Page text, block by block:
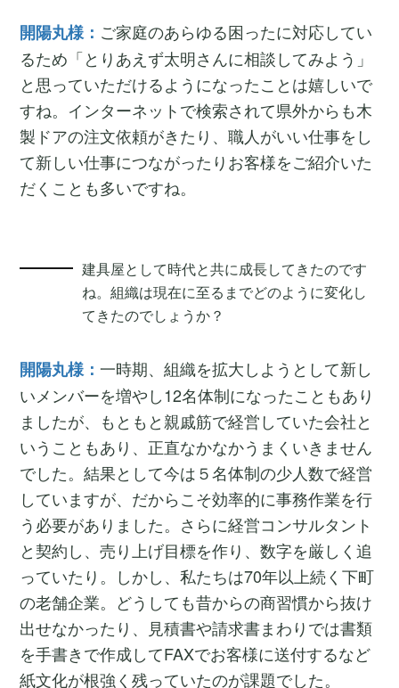
開陽丸様： ご家庭のあらゆる困ったに対応してい
るため「とりあえず太明さんに相談してみよう」
と思っていただけるようになったことは嬉しいで
すね。インターネットで検索されて県外からも木
製ドアの注文依頼がきたり、職人がいい仕事をし
て新しい仕事につながったりお客様をご紹介いた
だくことも多いですね。
建具屋として時代と共に成長してきたのです
ね。組織は現在に至るまでどのように変化し
てきたのでしょうか？
開陽丸様：一時期、組織を拡大しようとして新し
いメンバーを増やし12名体制になったこともあり
ましたが、もともと親戚筋で経営していた会社と
いうこともあり、正直なかなかうまくいきません
でした。結果として今は５名体制の少人数で経営
していますが、だからこそ効率的に事務作業を行
う必要がありました。さらに経営コンサルタント
と契約し、売り上げ目標を作り、数字を厳しく追
っていたり。しかし、私たちは70年以上続く下町
の老舗企業。どうしても昔からの商習慣から抜け
出せなかったり、見積書や請求書まわりでは書類
を手書きで作成してFAXでお客様に送付するなど
紙文化が根強く残っていたのが課題でした。